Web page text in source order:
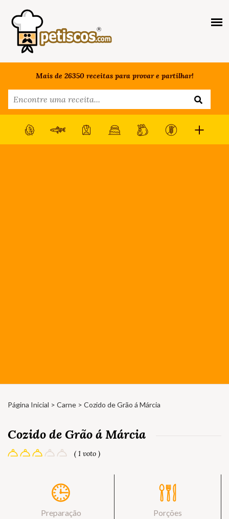
Mais de 26350 receitas para provar e partilhar!
Página Inicial > Carne > Cozido de Grão á Márcia
Cozido de Grão á Márcia
( 1 voto )
Preparação Porções